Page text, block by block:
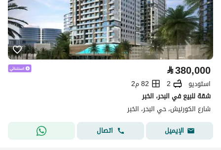
⃁380,000
استوديو 2
82 م2
شقة للبيع في البحر، الخبر
شارع الكورنيش، حي البحر، الخبر
الإيميل
اتصال